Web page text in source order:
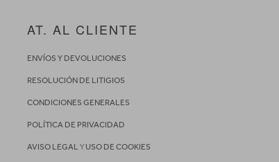
AT. AL CLIENTE
ENVÍOS Y DEVOLUCIONES
RESOLUCIÓN DE LITIGIOS
CONDICIONES GENERALES
POLÍTICA DE PRIVACIDAD
AVISO LEGALY USO DE COOKIES